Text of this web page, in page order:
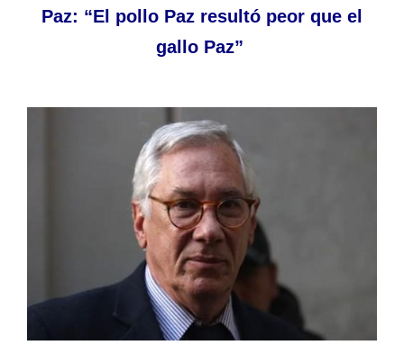
Paz: “El pollo Paz resultó peor que el
gallo Paz”